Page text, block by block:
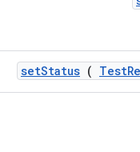
setStatus ( Test